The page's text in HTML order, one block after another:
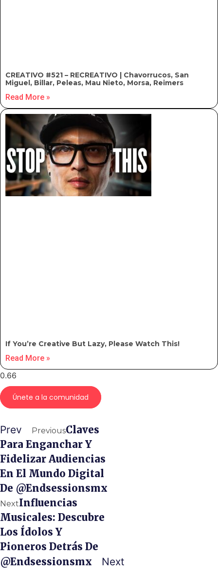
CREATIVO #521 – RECREATIVO | Chavorrucos, San
Miguel, Billar, Peleas, Mau Nieto, Morsa, Reimers
Read More »
If You’re Creative But Lazy, Please Watch This!
Read More »
Únete a la comunidad
Prev PreviousClaves
Para Enganchar Y
Fidelizar Audiencias
En El Mundo Digital
De @endsessionsmx
NextInfluencias
Musicales: Descubre
Los Ídolos Y
Pioneros Detrás De
@endsessionsmx
Next